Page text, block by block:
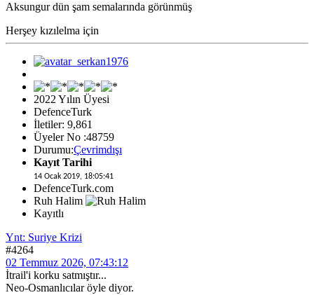
Aksungur dün şam semalarında görünmüş
Herşey kızılelma için
2022 Yılın Üyesi
DefenceTurk
İletiler: 9,861
Üyeler No :48759
Durumu:Çevrimdışı
Kayıt Tarihi
14 Ocak 2019, 18:05:41
DefenceTurk.com
Ruh Halim
Kayıtlı
Ynt: Suriye Krizi
#4264
02 Temmuz 2026, 07:43:12
İtrail'i korku satmıştır...
Neo-Osmanlıcılar öyle diyor.